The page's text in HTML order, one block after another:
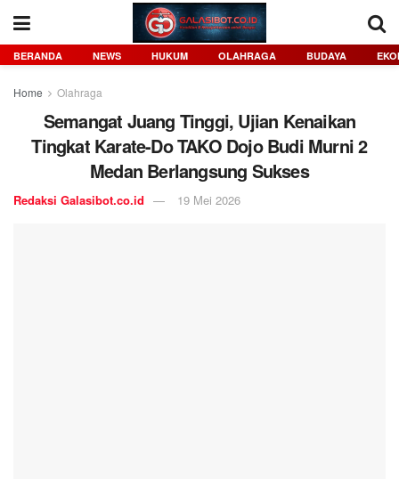
BERANDA NEWS HUKUM OLAHRAGA BUDAYA
Home Olahraga
Semangat Juang Tinggi, Ujian Kenaikan
Tingkat Karate-Do TAKO Dojo Budi Murni 2
Medan Berlangsung Sukses
Redaksi Galasibot.co.id 19 Mei 2026